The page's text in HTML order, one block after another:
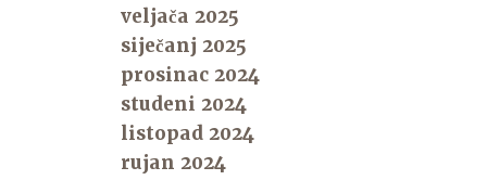
veljača 2025
siječanj 2025
prosinac 2024
studeni 2024
listopad 2024
rujan 2024